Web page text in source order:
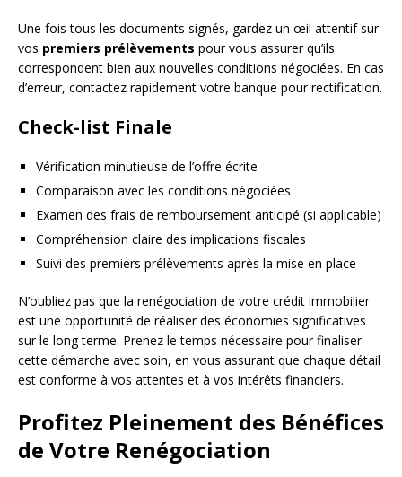
Une fois tous les documents signés, gardez un œil attentif sur
vos premiers prélèvements pour vous assurer qu’ils
correspondent bien aux nouvelles conditions négociées. En cas
d’erreur, contactez rapidement votre banque pour rectification.
Check-list Finale
Vérification minutieuse de l’offre écrite
Comparaison avec les conditions négociées
Examen des frais de remboursement anticipé (si applicable)
Compréhension claire des implications fiscales
Suivi des premiers prélèvements après la mise en place
N’oubliez pas que la renégociation de votre crédit immobilier
est une opportunité de réaliser des économies significatives
sur le long terme. Prenez le temps nécessaire pour finaliser
cette démarche avec soin, en vous assurant que chaque détail
est conforme à vos attentes et à vos intérêts financiers.
Profitez Pleinement des Bénéfices
de Votre Renégociation